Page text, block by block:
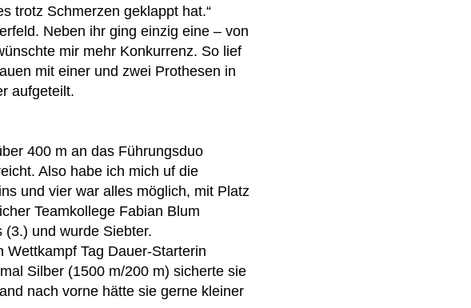
trotz Schmerzen geklappt hat.“
Neben ihr ging einzig eine – von
mir mehr Konkurrenz. So lief
mit einer und zwei Prothesen in
aufgeteilt.
400 m an das Führungsduo
Also habe ich mich uf die
und vier war alles möglich, mit Platz
Teamkollege Fabian Blum
und wurde Siebter.
Tag Dauer-Starterin
Silber (1500 m/200 m) sicherte sie
nach vorne hätte sie gerne kleiner